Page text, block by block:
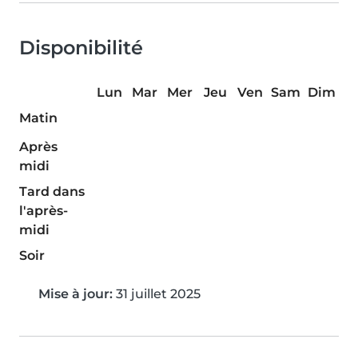
Disponibilité
Lun Mar Mer Jeu Ven Sam Dim
Matin
Après
midi
Tard dans
l'après-
midi
Soir
Mise à jour: 31 juillet 2025